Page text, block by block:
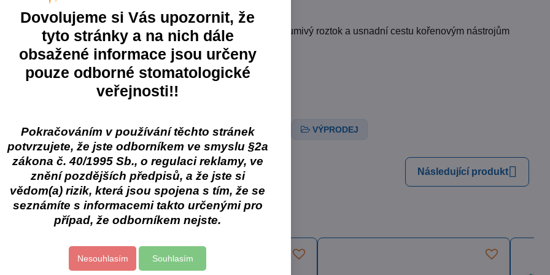
při mechanickém a chemickém opracování kanálku
výsledku se používá s chlornanem sodným, vytvoří šumivý roztok a usnadní cestu kořenovým nástrojům
kanálku
účinek
Spotřební materiál Endodoncie Incidental VÝPRODEJ
produkt Následující produkt
produkty 47%
Dezinfekce povrchů
Eureka Nitrile Exam Gloves
Bezpudrové oboustranné nitrilové rukavice,
Dovolujeme si Vás upozornit, že
tyto stránky a na nich dále
obsažené informace jsou určeny
pouze odborné stomatologické
veřejnosti!!
Pokračováním v používání těchto stránek
potvrzujete, že jste odborníkem ve smyslu §2a
zákona č. 40/1995 Sb., o regulaci reklamy, ve
znění pozdějších předpisů, a že jste si
vědom(a) rizik, která jsou spojena s tím, že se
seznámíte s informacemi takto určenými pro
případ, že odborníkem nejste.
Nesouhlasím Souhlasím